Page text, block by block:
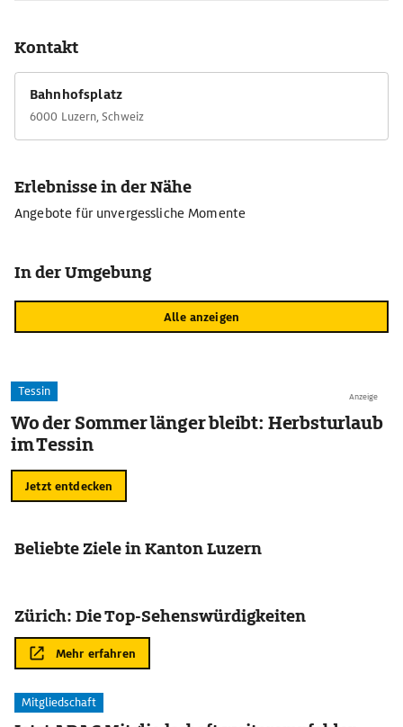
Kontakt
Bahnhofsplatz
6000 Luzern, Schweiz
Erlebnisse in der Nähe
Angebote für unvergessliche Momente
In der Umgebung
Alle anzeigen
Anzeige
Tessin
Wo der Sommer länger bleibt: Herbsturlaub
im Tessin
Jetzt entdecken
Beliebte Ziele in Kanton Luzern
Zürich: Die Top-Sehenswürdigkeiten
Mehr erfahren
Mitgliedschaft